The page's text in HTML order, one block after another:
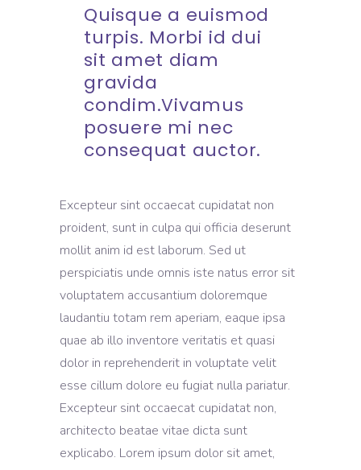
Quisque a euismod
turpis. Morbi id dui
sit amet diam
gravida
condim.Vivamus
posuere mi nec
consequat auctor.
Excepteur sint occaecat cupidatat non
proident, sunt in culpa qui officia deserunt
mollit anim id est laborum. Sed ut
perspiciatis unde omnis iste natus error sit
voluptatem accusantium doloremque
laudantiu totam rem aperiam, eaque ipsa
quae ab illo inventore veritatis et quasi
dolor in reprehenderit in voluptate velit
esse cillum dolore eu fugiat nulla pariatur.
Excepteur sint occaecat cupidatat non,
architecto beatae vitae dicta sunt
explicabo. Lorem ipsum dolor sit amet,